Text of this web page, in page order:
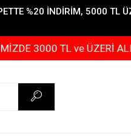
%20 İNDİRİM, 5000 TL
TL ve ÜZERİ